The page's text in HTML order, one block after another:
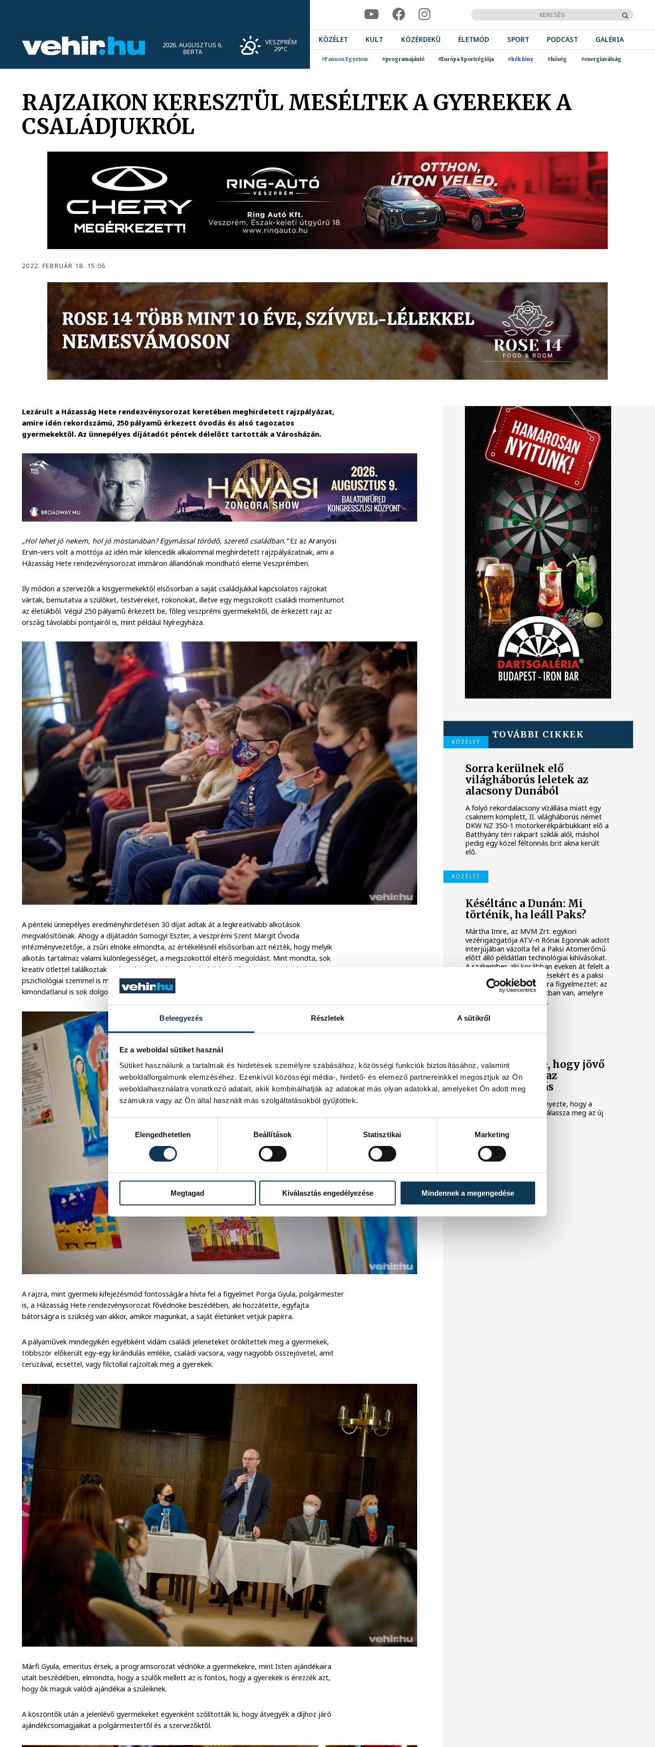
Beleegyezés Részletek A sütikről
Ez a weboldal sütiket használ
Sütiket használunk a tartalmak és hirdetések személyre szabásához, közösségi funkciók biztosításához, valamint
weboldalforgalmunk elemzéséhez. Ezenkívül közösségi média-, hirdető- és elemező partnereinkkel megosztjuk az Ön
weboldalhasználatra vonatkozó adatait, akik kombinálhatják az adatokat más olyan adatokkal, amelyeket Ön adott meg
számukra vagy az Ön által használt más szolgáltatásokból gyűjtöttek.
Elengedhetetlen
Beállítások Statisztikai Marketing
Megtagad Kiválasztás engedélyezése Mindennek a megengedése
2026. AUGUSZTUS 6.
BERTA
VESZPRÉM
29°C
KÖZÉLET KULT KÖZÉRDEKŰ ÉLETMÓD SPORT PODCAST GALÉRIA
#Pannon Egyetem #programajánló #Európa Sportrégiója #kék fény #hőség #energiaválság
RAJZAIKON KERESZTÜL MESÉLTEK A GYEREKEK A
CSALÁDJUKRÓL
2022. FEBRUÁR 18. 15:06
Lezárult a Házasság Hete rendezvénysorozat keretében meghirdetett rajzpályázat,
amire idén rekordszámú, 250 pályamű érkezett óvodás és alsó tagozatos
gyermekektől. Az ünnepélyes díjátadót péntek délelőtt tartották a Városházán.
„Hol lehet jó nekem, hol jó mostanában? Egymással törődő, szerető családban.”Ez az Aranyosi
Ervin-vers volt a mottója az idén már kilencedik alkalommal meghirdetett rajzpályázatnak, ami a
Házasság Hete rendezvénysorozat immáron állandónak mondható eleme Veszprémben.
Ily módon a szervezők a kisgyermekektől elsősorban a saját családjukkal kapcsolatos rajzokat
vártak, bemutatva a szülőket, testvéreket, rokonokat, illetve egy megszokott családi momentumot
az életükből. Végül 250 pályamű érkezett be, főleg veszprémi gyermekektől, de érkezett rajz az
ország távolabbi pontjairól is, mint például Nyíregyháza.
A pénteki ünnepélyes eredményhirdetésen 30 díjat adtak át a legkreatívabb alkotások
megvalósítóinak. Ahogy a díjátadón Somogyi Eszter, a veszprémi Szent Margit Óvoda
intézményvezetője, a zsűri elnöke elmondta, az értékelésnél elsősorban azt nézték, hogy melyik
alkotás tartalmaz valami különlegességet, a megszokottól eltérő megoldást. Mint mondta, sok
kreatív ötlettel találkoztak a téma feldolgozása során és felhívta a figyelmet arra is, érdemes
pszichológiai szemmel is megnézni ezeket az alkotásokat, hiszen a kisgyermekek rajzai
kimondatlanul is sok dolgot elárulnak a családjukról.
A rajzra, mint gyermeki kifejezésmód fontosságára hívta fel a figyelmet Porga Gyula, polgármester
is, a Házasság Hete rendezvénysorozat fővédnöke beszédében, aki hozzátette, egyfajta
bátorságra is szükség van akkor, amikor magunkat, a saját életünket vetjük papírra.
A pályaművek mindegyikén egyébként vidám családi jeleneteket örökítettek meg a gyermekek,
többször előkerült egy-egy kirándulás emléke, családi vacsora, vagy nagyobb összejövetel, amit
ceruzával, ecsettel, vagy filctollal rajzoltak meg a gyerekek.
Márfi Gyula, emeritus érsek, a programsorozat védnöke a gyermekekre, mint Isten ajándékaira
utalt beszédében, elmondta, hogy a szülők mellett az is fontos, hogy a gyerekek is érezzék azt,
hogy ők maguk valódi ajándékai a szüleiknek.
A köszöntők után a jelenlévő gyermekeket egyenként szólították ki, hogy átvegyék a díjhoz járó
ajándékcsomagjaikat a polgármestertől és a szervezőktől.
TOVÁBBI CIKKEK
KÖZÉLET
Sorra kerülnek elő
világháborús leletek az
alacsony Dunából
A folyó rekordalacsony vízállása miatt egy
csaknem komplett, II. világháborús német
DKW NZ 350-1 motorkerékpárbukkant elő a
Batthyány téri rakpart sziklái alól, máshol
pedig egy közel féltonnás brit akna került
elő.
KÖZÉLET
Késéltánc a Dunán: Mi
történik, ha leáll Paks?
Mártha Imre, az MVM Zrt. egykori
vezérigazgatója ATV-n Rónai Egonnak adott
interjújában vázolta fel a Paksi Atomerőmű
előtt álló példátlan technológiai kihívásokat.
A szakember, aki korábban éveken át felelt a
hazai energetikai fejlesztésekért és a paksi
blokkok működéséért, arra figyelmeztet: az
erőmű olyan üzemállapotban van, amelyre
eredetileg nem tervezték.
kezdeményezte, hogy jövő
kedden legyen az
államfőválasztás
A Tisza-frakció kezdeményezte, hogy a
parlament jövő kedden válassza meg az új